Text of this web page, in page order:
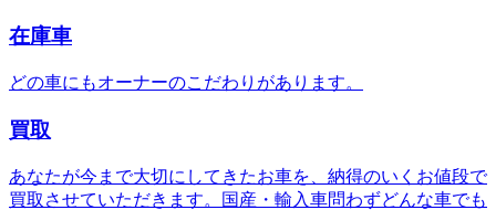
在庫車
どの車にもオーナーのこだわりがあります。
買取
あなたが今まで大切にしてきたお車を、納得のいくお値段で
買取させていただきます。国産・輸入車問わずどんな車でも